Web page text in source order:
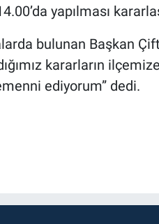
yapılması
bulunan Başkan
kararların
ediyorum” dedi.